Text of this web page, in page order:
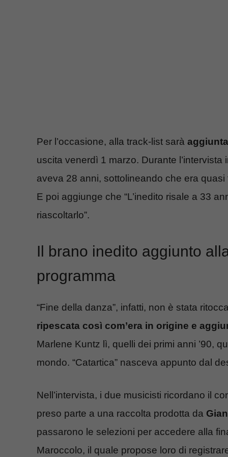
Per l’occasione, alla track-list sarà
uscita venerdì 1 marzo. Durante
aveva 28 anni, sottolineando che era
E poi aggiunge che “L’inedito risale a 33
riascoltarlo”.
Il brano inedito aggiunto
programma
“Fine della danza”, infatti, non è stata
ripescata così com’era in origine e
Marlene Kuntz lì, quelli dei primi anni ’90,
mondo. “Catartica” nasceva appunto dal
Nell’intervista, i due musicisti ricordano il
preso parte a una raccolta prodotta da
passarono le selezioni per accedere alla
Maroccolo, il quale propose loro di